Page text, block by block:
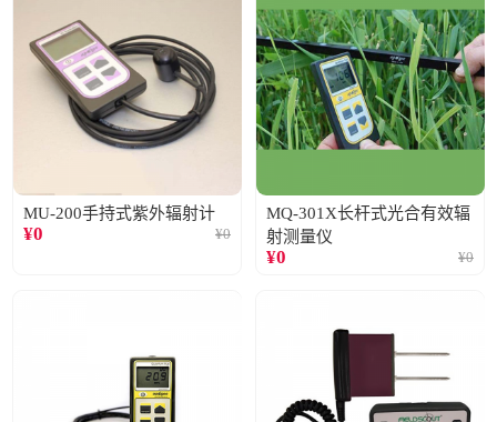
MU-200手持式紫外辐射计
¥0 ¥0
MQ-301X长杆式光合有效辐
射测量仪
¥0 ¥0